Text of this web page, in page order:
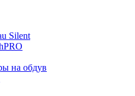
Silent
на обдув